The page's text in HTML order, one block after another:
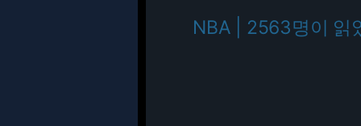
NBA | 2563명이 읽